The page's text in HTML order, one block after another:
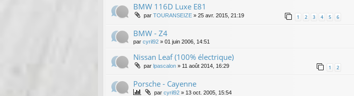
BMW 116D Luxe E81
par TOURANSEIZE » 25 avr. 2015, 21:19 1 2 3 4 5 6
BMW - Z4
par cyril92 » 01 juin 2006, 14:51
Nissan Leaf (100% électrique)
par lpascalon » 11 août 2014, 16:29 1 2
Porsche - Cayenne
par cyril92 » 13 oct. 2005, 15:54